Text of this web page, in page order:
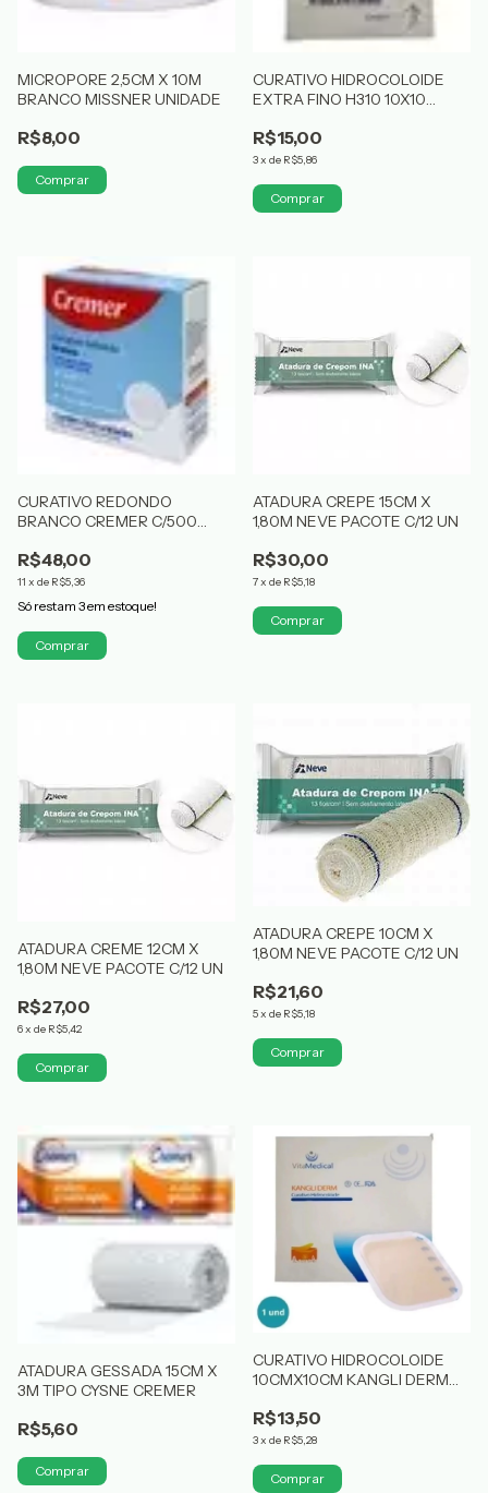
MICROPORE 2,5CM X 10M
BRANCO MISSNER UNIDADE
R$8,00
CURATIVO HIDROCOLOIDE
EXTRA FINO H310 10X10
R$15,00
3x de R$5,86
CURATIVO REDONDO
BRANCO CREMER C/500
R$48,00
11 x de R$5,36
Só restam 3em estoque!
ATADURA CREPE 15CM X
1,80M NEVE PACOTE C/12 UN
R$30,00
7x de R$5,18
ATADURA CREME 12CM X
1,80M NEVE PACOTE C/12 UN
R$27,00
6x de R$5,42
ATADURA CREPE 10CM X
1,80M NEVE PACOTE C/12 UN
R$21,60
5x de R$5,18
ATADURA GESSADA 15CM X
3M TIPO CYSNE CREMER
R$5,60
CURATIVO HIDROCOLOIDE
10CMX10CM KANGLI DERM
R$13,50
3x de R$5,28